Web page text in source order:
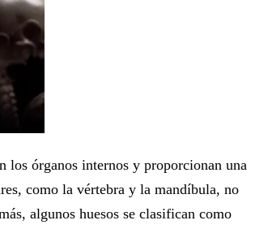
los órganos internos y proporcionan una
como la vértebra y la mandíbula, no
algunos huesos se clasifican como